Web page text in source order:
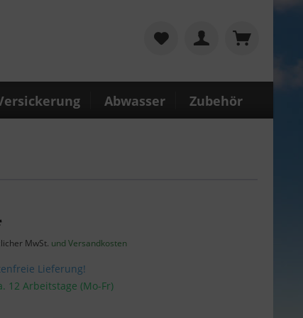
Abwasser Zubehör
MwSt. und Versandkosten
Lieferung!
12 Arbeitstage (Mo-Fr)